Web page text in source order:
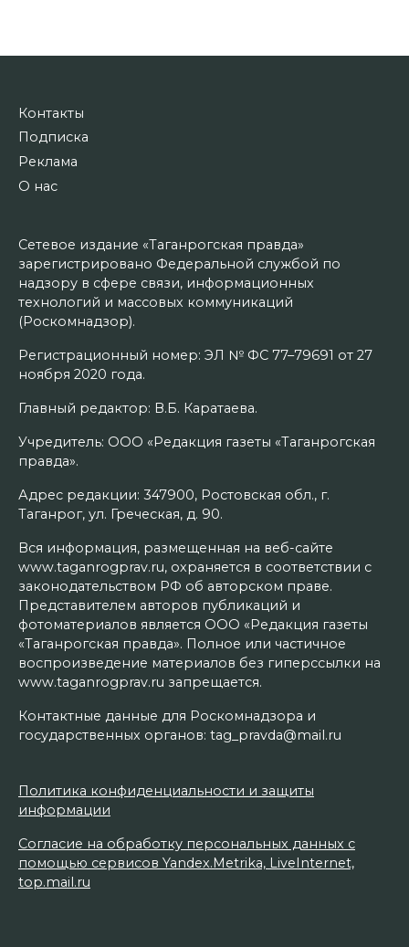
Контакты
Подписка
Реклама
О нас
Сетевое издание «Таганрогская правда»
зарегистрировано Федеральной службой по
надзору в сфере связи, информационных
технологий и массовых коммуникаций
(Роскомнадзор).
Регистрационный номер: ЭЛ № ФС 77–79691 от 27
ноября 2020 года.
Главный редактор: В.Б. Каратаева.
Учредитель: ООО «Редакция газеты «Таганрогская
правда».
Адрес редакции: 347900, Ростовская обл., г.
Таганрог, ул. Греческая, д. 90.
Вся информация, размещенная на веб-сайте
www.taganrogprav.ru, охраняется в соответствии с
законодательством РФ об авторском праве.
Представителем авторов публикаций и
фотоматериалов является ООО «Редакция газеты
«Таганрогская правда». Полное или частичное
воспроизведение материалов без гиперссылки на
www.taganrogprav.ru запрещается.
Контактные данные для Роскомнадзора и
государственных органов: tag_pravda@mail.ru
Политика конфиденциальности и защиты
информации
Согласие на обработку персональных данных с
помощью сервисов Yandex.Metrika, LiveInternet,
top.mail.ru